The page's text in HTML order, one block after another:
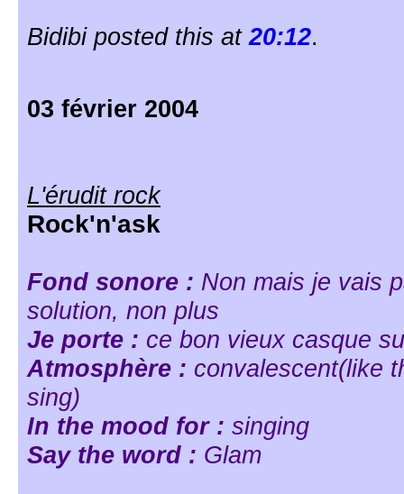
Bidibi posted this at20:12.
03 février 2004
L'érudit rock
Rock'n'ask
Fond sonore : Non mais je vais
solution, non plus
Je porte : ce bon vieux casque
Atmosphère : convalescent(like
sing)
In the mood for : singing
Say the word : Glam